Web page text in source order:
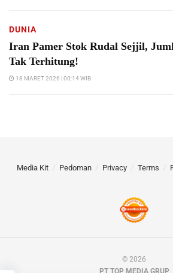
DUNIA
Iran Pamer Stok Rudal Sejjil,
Tak Terhitung!
18 MARET 2026 | 00:14 WIB
Media Kit Pedoman Privacy Terms
© 2026
PT TOP MEDIA GRUP